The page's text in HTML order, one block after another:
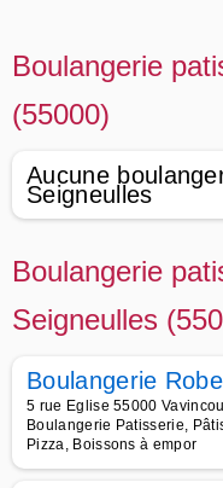
Boulangerie
(55000)
Aucune
Seigneulles
Boulangerie
Seigneulles
Boulangerie
5 rue Eglise 55000
Boulangerie Patisserie,
Pizza, Boissons à empor